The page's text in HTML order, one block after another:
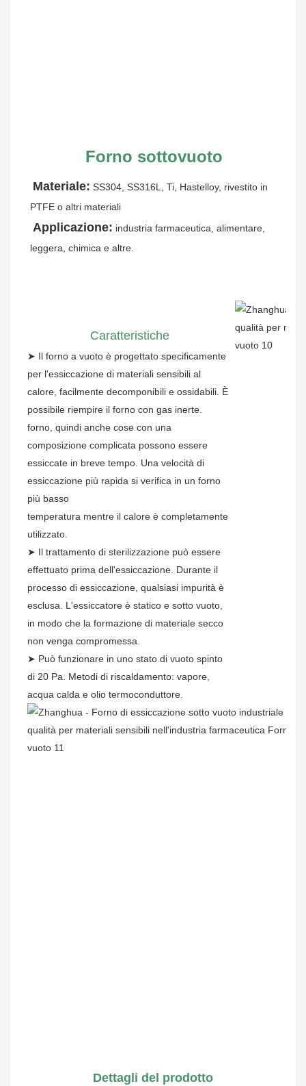
Forno sottovuoto
Materiale: SS304, SS316L, Ti, Hastelloy, rivestito in
PTFE o altri materiali
Applicazione: industria farmaceutica, alimentare,
leggera, chimica e altre.
Caratteristiche
➤ Il forno a vuoto è progettato specificamente
per l'essiccazione di materiali sensibili al
calore, facilmente decomponibili e ossidabili. È
possibile riempire il forno con gas inerte.
forno, quindi anche cose con una
composizione complicata possono essere
essiccate in breve tempo. Una velocità di
essiccazione più rapida si verifica in un forno
più basso
temperatura mentre il calore è completamente
utilizzato.
➤ Il trattamento di sterilizzazione può essere
effettuato prima dell'essiccazione. Durante il
processo di essiccazione, qualsiasi impurità è
esclusa. L'essiccatore è statico e sotto vuoto,
in modo che la formazione di materiale secco
non venga compromessa.
➤ Può funzionare in uno stato di vuoto spinto
di 20 Pa. Metodi di riscaldamento: vapore,
acqua calda e olio termoconduttore.
Dettagli del prodotto